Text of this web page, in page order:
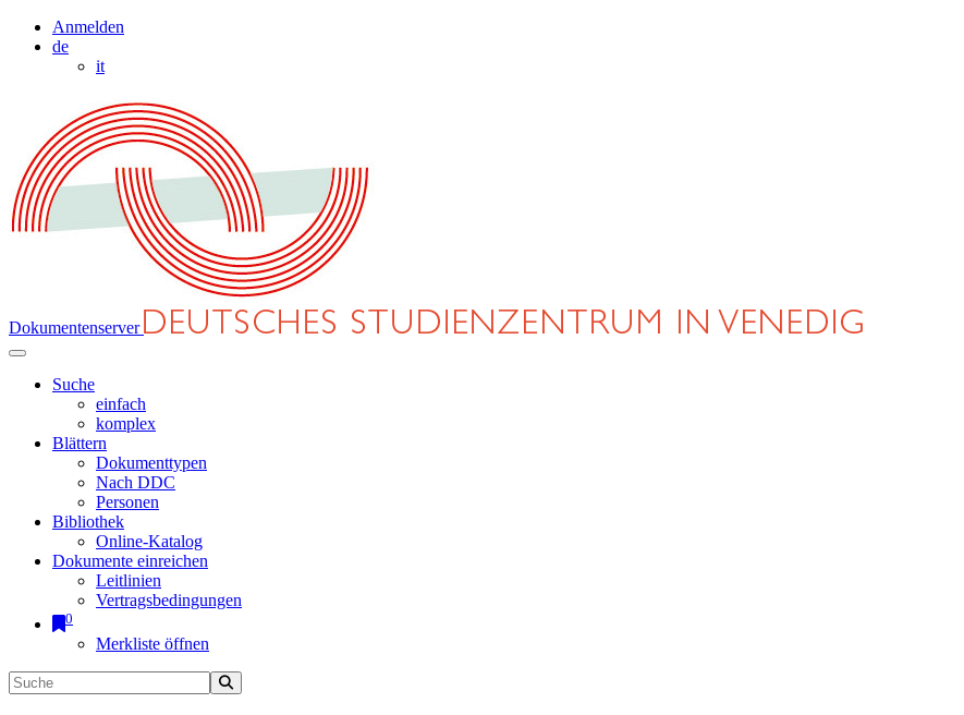
Anmelden
de
it
Dokumentenserver
Suche
einfach
komplex
Blättern
Dokumenttypen
Nach DDC
Personen
Bibliothek
Online-Katalog
Dokumente einreichen
Leitlinien
Vertragsbedingungen
0
Merkliste öffnen